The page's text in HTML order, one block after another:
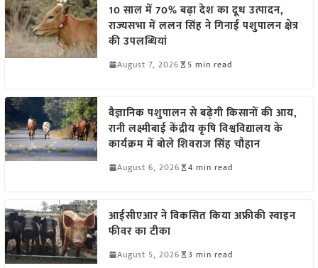
10 साल में 70% बढ़ा देश का दूध उत्पादन,
राज्यसभा में ललन सिंह ने गिनाईं पशुपालन क्षेत्र
की उपलब्धियां
August 7, 2026 5 min read
वैज्ञानिक पशुपालन से बढ़ेगी किसानों की आय,
रानी लक्ष्मीबाई केंद्रीय कृषि विश्वविद्यालय के
कार्यक्रम में बोले शिवराज सिंह चौहान
August 6, 2026 4 min read
आईसीएआर ने विकसित किया अफ्रीकी स्वाइन
फीवर का टीका
August 5, 2026 3 min read